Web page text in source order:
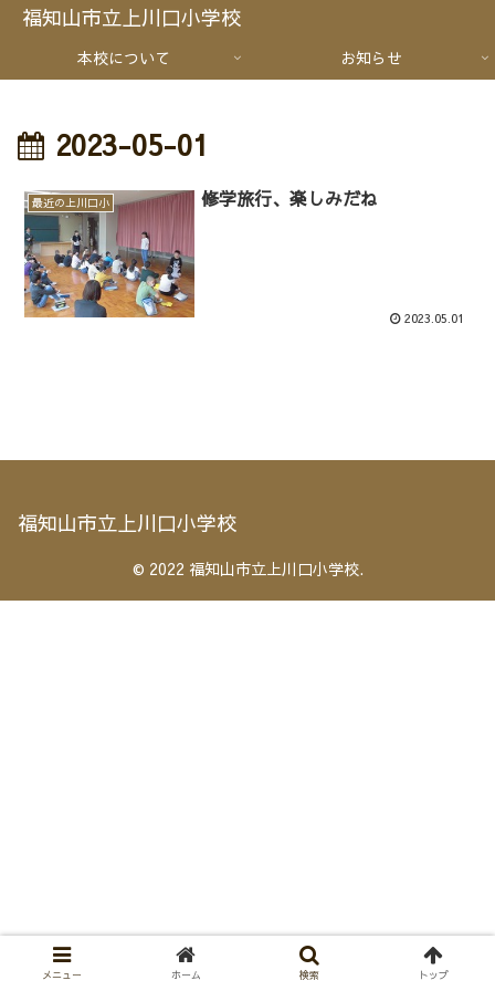
福知山市立上川口小学校
本校について お知らせ
2023-05-01
最近の上川口小 修学旅行、楽しみだね
2023.05.01
福知山市立上川口小学校
© 2022 福知山市立上川口小学校.
メニュー ホーム 検索 トップ